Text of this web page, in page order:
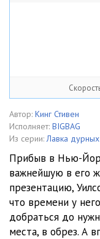
Автор: Кинг Стивен
Исполняет: BIGBAG
Из серии: Лавка
Прибыв в Нью-
важнейшую в его
презентацию,
что времени у
добраться до
места, в обрез. А